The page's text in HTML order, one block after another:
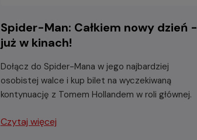
Spider-Man: Całkiem nowy dzień -
już w kinach!
Dołącz do Spider-Mana w jego najbardziej
osobistej walce i kup bilet na wyczekiwaną
kontynuację z Tomem Hollandem w roli głównej.
Czytaj więcej